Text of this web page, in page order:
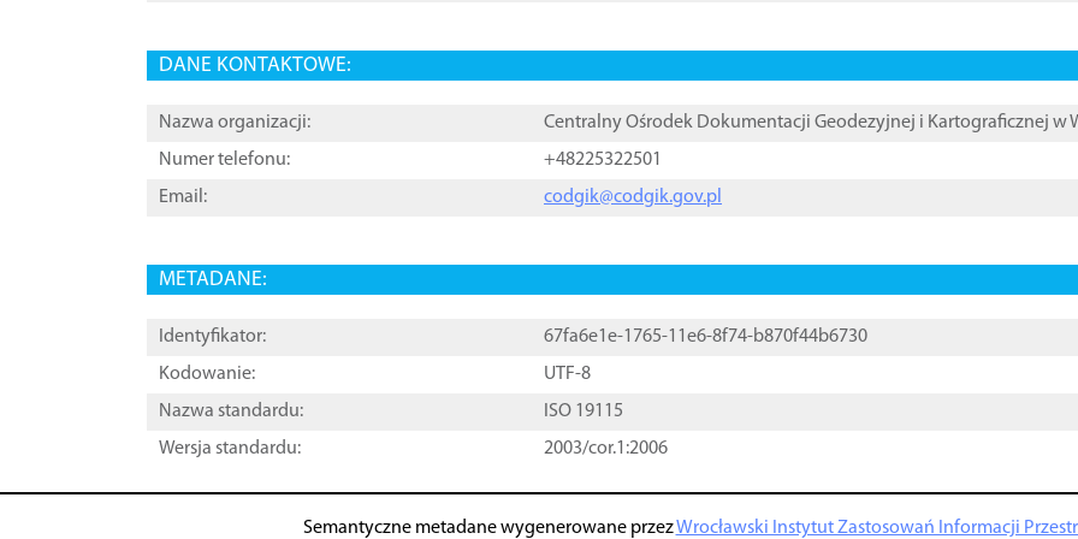
DANE KONTAKTOWE:
Nazwa organizacji:
Centralny Ośrodek Dokumentacji Geodezyjnej i Kartograficznej w
Numer telefonu:
+48225322501
Email:
codgik@codgik.gov.pl
METADANE:
Identyfikator:
67fa6e1e-1765-11e6-8f74-b870f44b6730
Kodowanie:
UTF-8
Nazwa standardu:
ISO 19115
Wersja standardu:
2003/cor.1:2006
Semantyczne metadane wygenerowane przezWrocławski Instytut Zastosowań Informacji